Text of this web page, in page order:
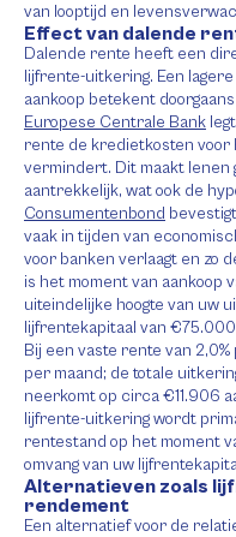
van looptijd en
Effect van dalende
Dalende rente heeft een
lijfrente-uitkering. Een
aankoop betekent
Europese Centrale Bank
rente de kredietkosten
vermindert. Dit maakt
aantrekkelijk, wat ook de
Consumentenbond
vaak in tijden van
voor banken verlaagt en zo
is het moment van aankoop
uiteindelijke hoogte van uw
lijfrentekapitaal van
Bij een vaste rente van
per maand; de totale
neerkomt op circa €11.906
lijfrente-uitkering wordt
rentestand op het moment
omvang van uw
Alternatieven zoals
rendement
Een alternatief voor de